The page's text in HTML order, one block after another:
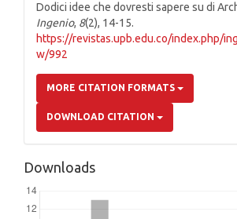
Dodici idee che dovresti sapere su di
Ingenio, 8(2), 14-15.
https://revistas.upb.edu.co/index.php/
w/992
MORE CITATION FORMATS
DOWNLOAD CITATION
Downloads